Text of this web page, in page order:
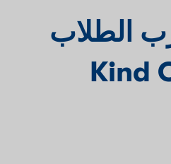
الطلاب